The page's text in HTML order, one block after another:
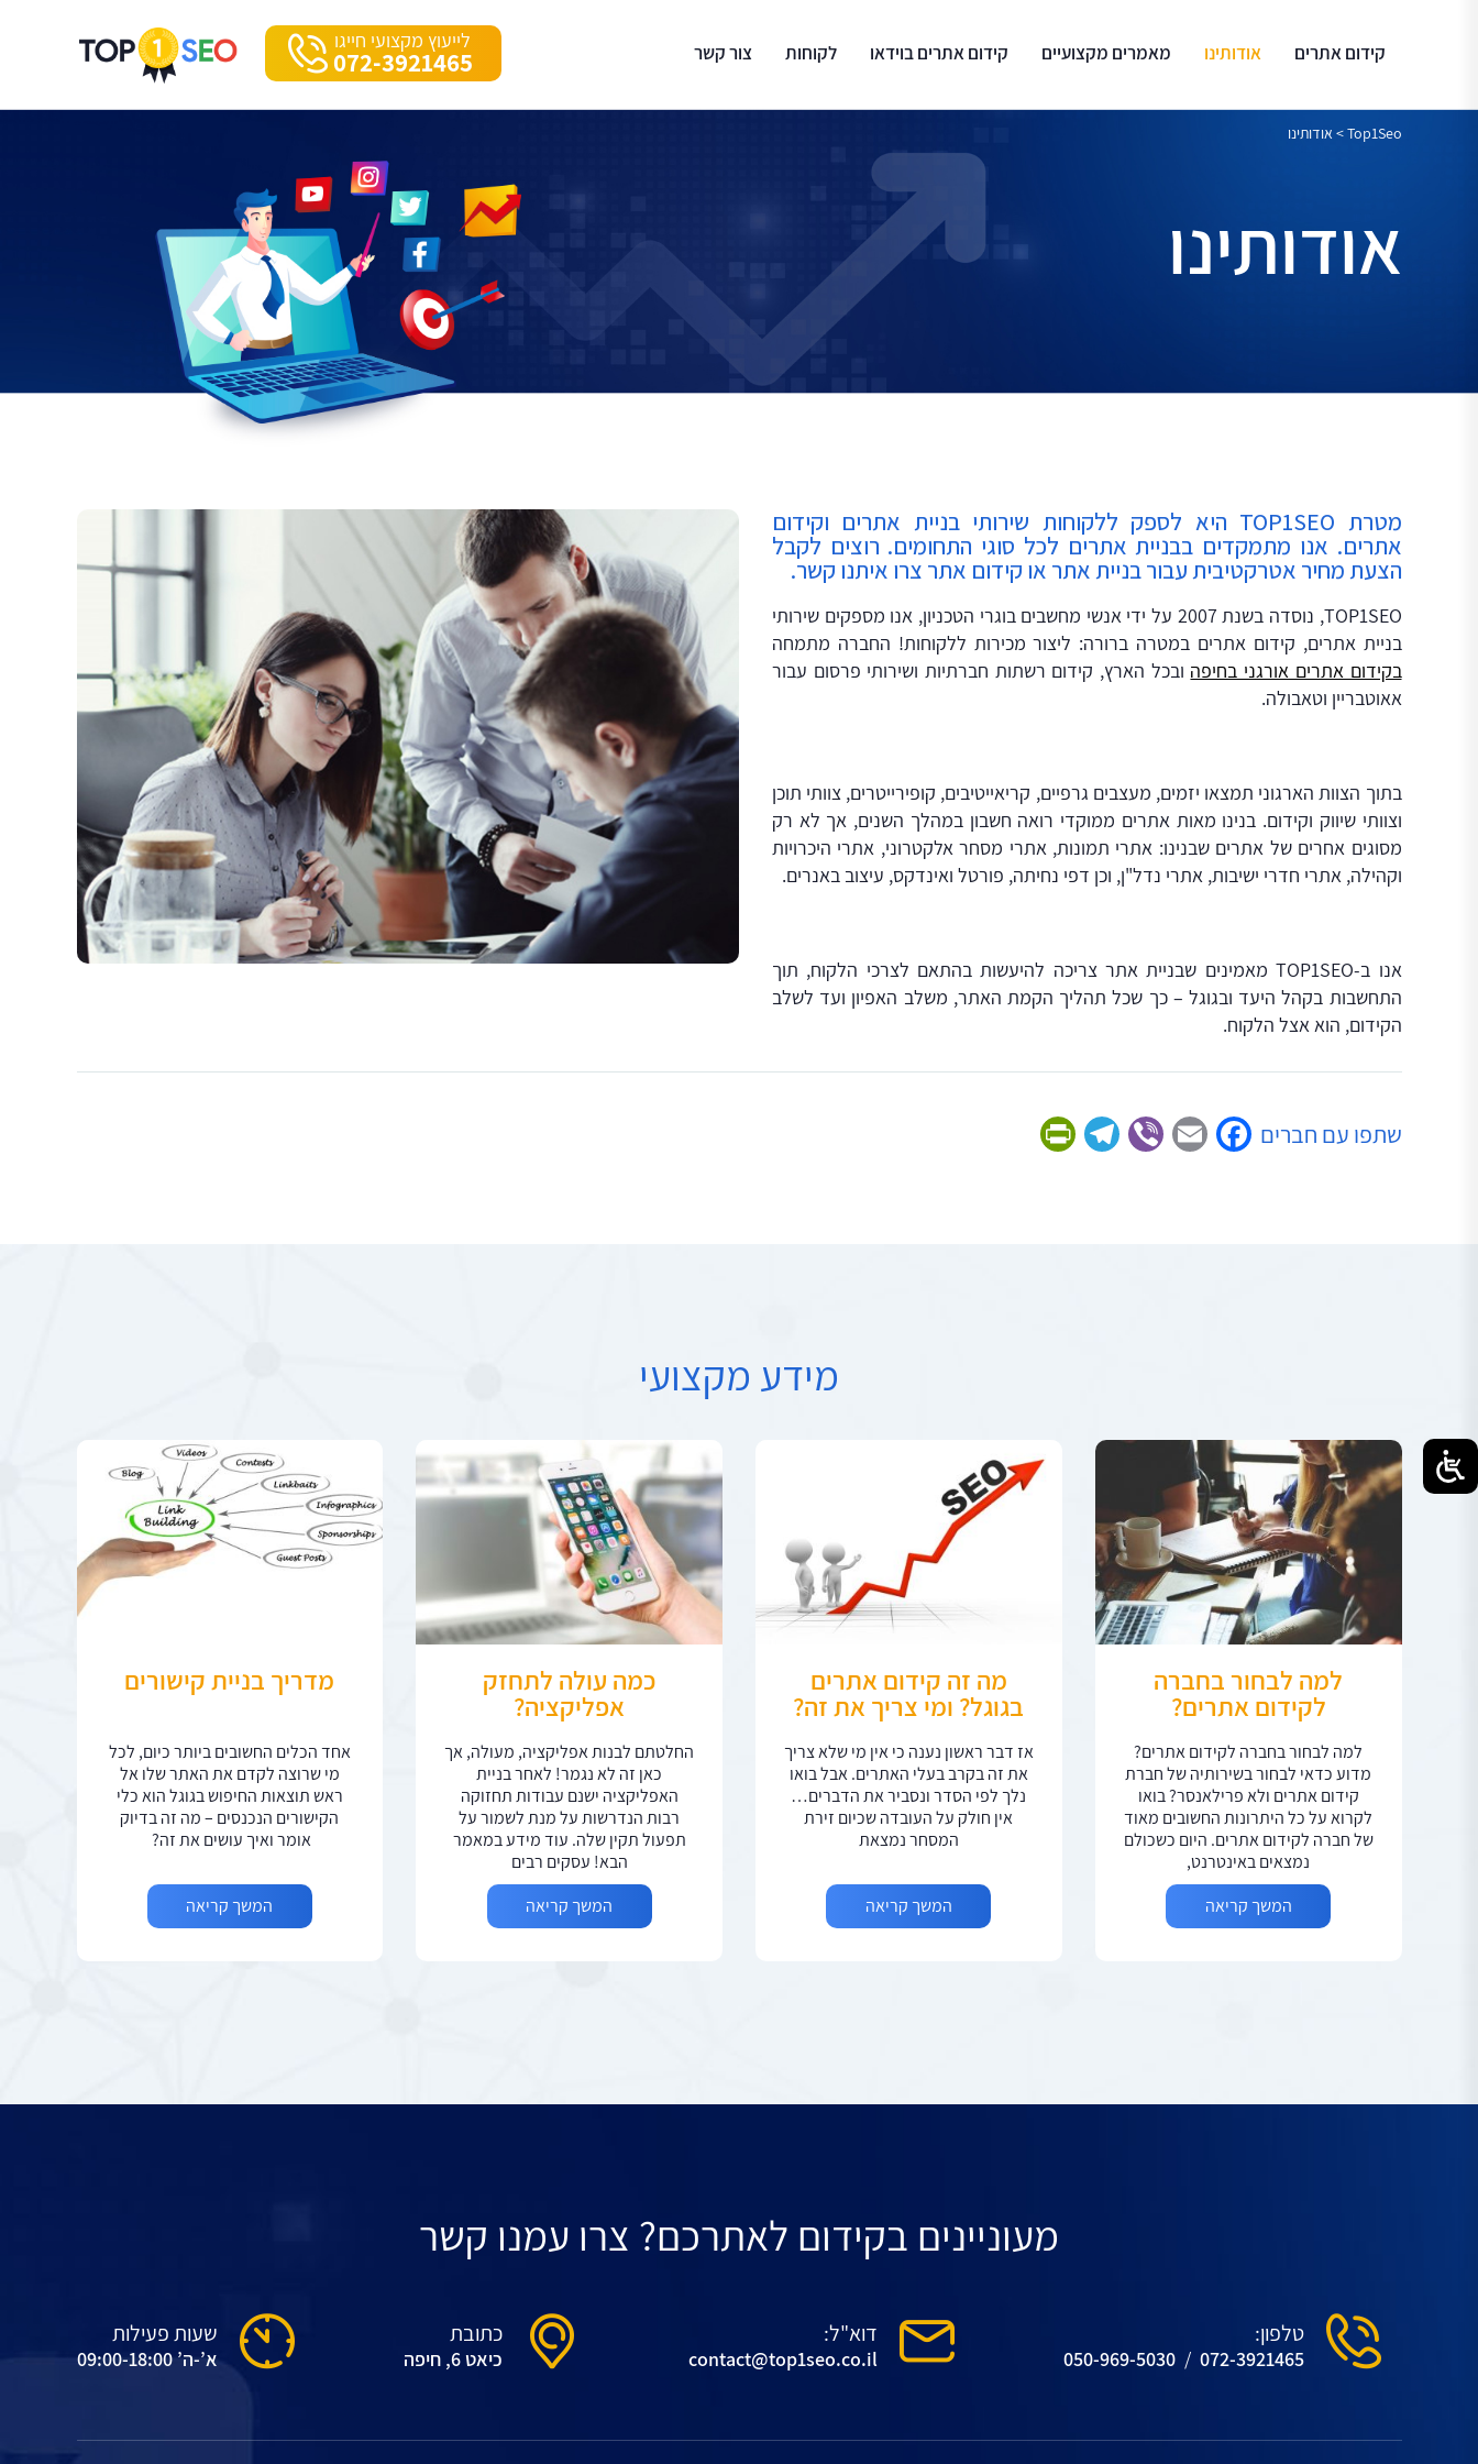
קידום אתרים אודותינו מאמרים מקצועיים קידום אתרים בוידאו לקוחות צור קשר
לייעוץ מקצועי חייגו
072-3921465
Top1Seo
> אודותינו
אודותינו
מטרת TOP1SEO היא לספק ללקוחות שירותי בניית אתרים וקידום
אתרים. אנו מתמקדים בבניית אתרים לכל סוגי התחומים. רוצים לקבל
הצעת מחיר אטרקטיבית עבור בניית אתר או קידום אתר צרו איתנו קשר.
TOP1SEO, נוסדה בשנת 2007 על ידי אנשי מחשבים בוגרי הטכניון, אנו מספקים שירותי
בניית אתרים, קידום אתרים במטרה ברורה: ליצור מכירות ללקוחות! החברה מתמחה
בקידום אתרים אורגני בחיפה ובכל הארץ, קידום רשתות חברתיות ושירותי פרסום עבור
אאוטבריין וטאבולה.
בתוך הצוות הארגוני תמצאו יזמים, מעצבים גרפיים, קריאייטיבים, קופירייטרים, צוותי תוכן
וצוותי שיווק וקידום. בנינו מאות אתרים ממוקדי רואה חשבון במהלך השנים, אך לא רק
מסוגים אחרים של אתרים שבנינו: אתרי תמונות, אתרי מסחר אלקטרוני, אתרי היכרויות
וקהילה, אתרי חדרי ישיבות, אתרי נדל"ן, וכן דפי נחיתה, פורטל ואינדקס, עיצוב באנרים.
אנו ב-TOP1SEO מאמינים שבניית אתר צריכה להיעשות בהתאם לצרכי הלקוח, תוך
התחשבות בקהל היעד ובגוגל – כך שכל תהליך הקמת האתר, משלב האפיון ועד לשלב
הקידום, הוא אצל הלקוח.
שתפו עם חברים Facebook
Email
Viber
Telegram
מידע מקצועי
למה לבחור בחברה
לקידום אתרים?
למה לבחור בחברה לקידום אתרים?
מדוע כדאי לבחור בשירותיה של חברת
קידום אתרים ולא פרילאנסר? בואו
לקרוא על כל היתרונות החשובים מאוד
של חברה לקידום אתרים. היום כשכולם
נמצאים באינטרנט,
המשך קריאה
מה זה קידום אתרים
בגוגל? ומי צריך את זה?
אז דבר ראשון נענה כי אין מי שלא צריך
את זה בקרב בעלי האתרים. אבל בואו
נלך לפי הסדר ונסביר את הדברים…
אין חולק על העובדה שכיום זירת
המסחר נמצאת
המשך קריאה
כמה עולה לתחזק
אפליקציה?
החלטתם לבנות אפליקציה, מעולה, אך
כאן זה לא נגמר! לאחר בניית
האפליקציה ישנם עבודות תחזוקה
רבות הנדרשות על מנת לשמור על
תפעול תקין שלה. עוד מידע במאמר
הבא! עסקים רבים
המשך קריאה
מדריך בניית קישורים
אחד הכלים החשובים ביותר כיום, לכל
מי שרוצה לקדם את האתר שלו אל
ראש תוצאות החיפוש בגוגל הוא כלי
הקישורים הנכנסים – מה זה בדיוק
אומר ואיך עושים את זה?
המשך קריאה
מעוניינים בקידום לאתרכם? צרו עמנו קשר
טלפון:
072-3921465
/
050-969-5030
דוא"ל:
contact@top1seo.co.il
כתובת
כיאט 6, חיפה
שעות פעילות
א’-ה’ 09:00-18:00